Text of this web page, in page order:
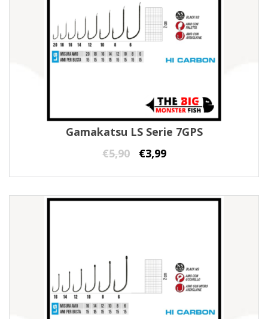
Gamakatsu LS Serie 7GPS
€5,90 €3,99